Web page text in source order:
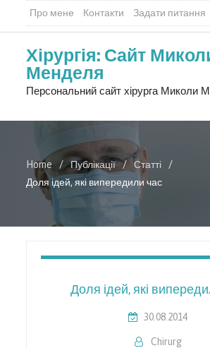
Про мене Контакти Задати питання
Хірургія: Сайт
Менделя
Персональний сайт хірурга Миколи
Home Публікації
Статті
Доля ідей, які випередили час
Доля ідей, які
30.08.2014
Chirurg